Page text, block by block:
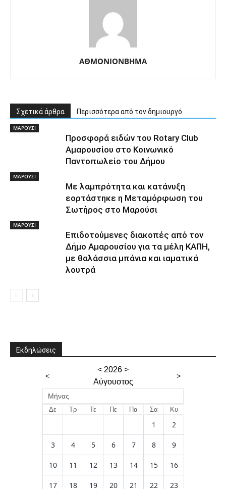
ΑΘΜΟΝΙΟΝΒΗΜΑ
Σχετικά άρθρα Περισσότερα από τον δημιουργό
ΜΑΡΟΥΣΙ
Προσφορά ειδών του Rotary Club
Αμαρουσίου στο Κοινωνικό
Παντοπωλείο του Δήμου
ΜΑΡΟΥΣΙ
Με λαμπρότητα και κατάνυξη
εορτάστηκε η Μεταμόρφωση του
Σωτήρος στο Μαρούσι
ΜΑΡΟΥΣΙ
Επιδοτούμενες διακοπές από τον
Δήμο Αμαρουσίου για τα μέλη ΚΑΠΗ,
με θαλάσσια μπάνια και ιαματικά
λουτρά
Εκδηλώσεις
<
< 2026 >
Αύγουστος
>
Μήνας
Δε Τρ Τε Πε Πα Σα Κυ
1 2
3 4 5 6 7 8 9
10 11 12 13 14 15 16
17 18 19 20 21 22 23